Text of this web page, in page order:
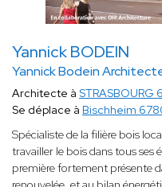
Yannick BODEIN
Yannick Bodein
Architecte à STRASBOURG
Se déplace à Bischheim
Spécialiste de la filière bois
travailler le bois dans tous ses
première fortement présente